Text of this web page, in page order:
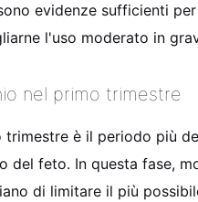
evidenze sufficienti per
l'uso moderato in
nel primo trimestre
trimestre è il periodo più
del feto. In questa fase,
di limitare il più